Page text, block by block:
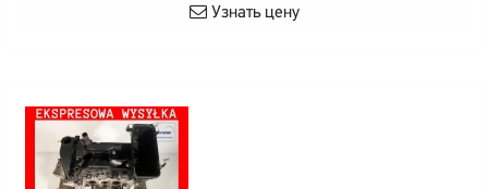
Узнать цену